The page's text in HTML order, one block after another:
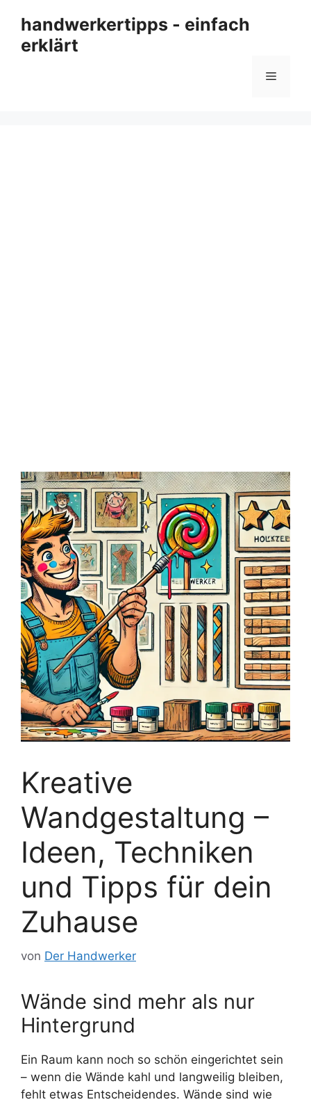
Inhalt
springen
handwerkertipps - einfach
erklärt
Menü
Kreative
Wandgestaltung –
Ideen, Techniken
und Tipps für dein
Zuhause
von Der Handwerker
Wände sind mehr als nur
Hintergrund
Ein Raum kann noch so schön eingerichtet sein
– wenn die Wände kahl und langweilig bleiben,
fehlt etwas Entscheidendes. Wände sind wie